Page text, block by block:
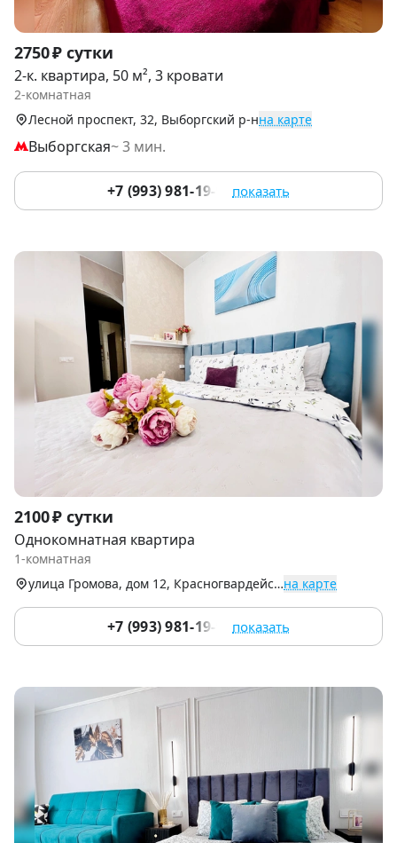
Item
1
of
9
2750 ₽ сутки
2-к. квартира, 50 м², 3 кровати
2-комнатная
Лесной проспект, 32, Выборгский р-нна карте
Выборгская~ 3 мин.
+7 (993) 981-19-91 показать
Item
1
of
2100 ₽ сутки
Однокомнатная квартира
1-комнатная
улица Громова, дом 12, Красногвардейский р-нна карте
+7 (993) 981-19-91 показать